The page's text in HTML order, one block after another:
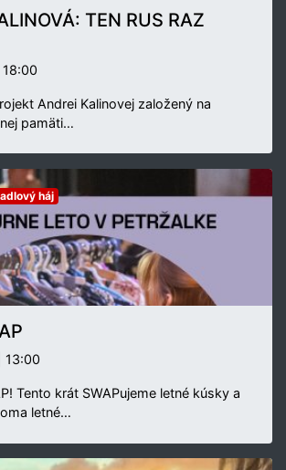
TEN RUS RAZ
Andrei Kalinovej založený na
pamäti…
háj
13:00
Tento krát SWAPujeme letné kúsky a
letné…